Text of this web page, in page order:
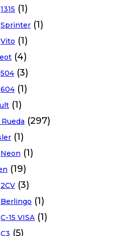
1315 (1)
Sprinter (1)
Vito (1)
(4)
504 (3)
604 (1)
(1)
(297)
(1)
Neon (1)
(19)
2CV (3)
Berlingo (1)
C-15 VISA (1)
C3 (5)